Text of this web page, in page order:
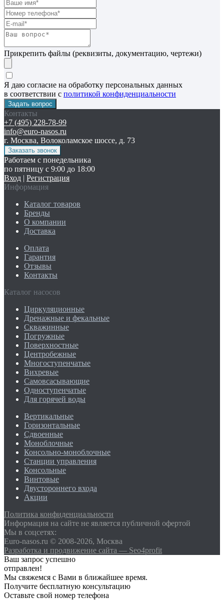
Прикрепить файлы (реквизиты, документацию, чертежи)
Я даю согласие на обработку персональных данных
в соответствии с политикой конфиденциальности
Контакты
+7 (495) 228-78-99
info@euro-nasos.ru
г. Москва, Волоколамское шоссе, д. 73
Работаем с понедельника
по пятницу с 9:00 до 18:00
Вход | Регистрация
Информация
Каталог товаров
Бренды
О компании
Доставка
Оплата
Гарантия
Отзывы
Контакты
Каталог насосов
Циркуляционные
Дренажные и фекальные
Скважинные
Погружные
Поверхностные
Центробежные
Многоступенчатые
Вихревые
Самовсасывающие
Одноступенчатые
Для горячей воды
Вертикальные
Горизонтальные
Сдвоенные
Моноблочные
Консольно-моноблочные
Станции управления
Консольные
Винтовые
Двустороннего входа
Акции
Политика конфиденциальности
Информация на сайте не является публичной офертой
Мы в соцсетях:
Euro-nasos.ru © 2008-2026, Москва
Разработка и продвижение сайта — Seo4profit
Ваш запрос успешно
отправлен!
Мы свяжемся с Вами в ближайшее время.
Получите бесплатную консультацию
Оставьте свой номер телефона